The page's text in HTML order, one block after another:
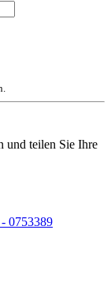
und teilen Sie Ihre
0753389